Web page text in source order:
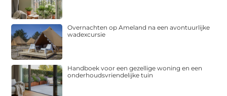
Overnachten op Ameland na een avontuurlijke
wadexcursie
Handboek voor een gezellige woning en een
onderhoudsvriendelijke tuin